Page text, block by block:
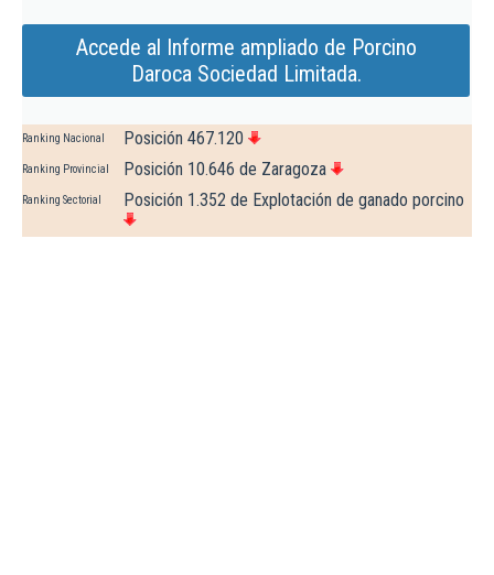
Accede al Informe ampliado de Porcino
Daroca Sociedad Limitada.
Ranking Nacional Posición 467.120
Ranking Provincial Posición 10.646 de Zaragoza
Ranking Sectorial Posición 1.352 de Explotación de ganado porcino